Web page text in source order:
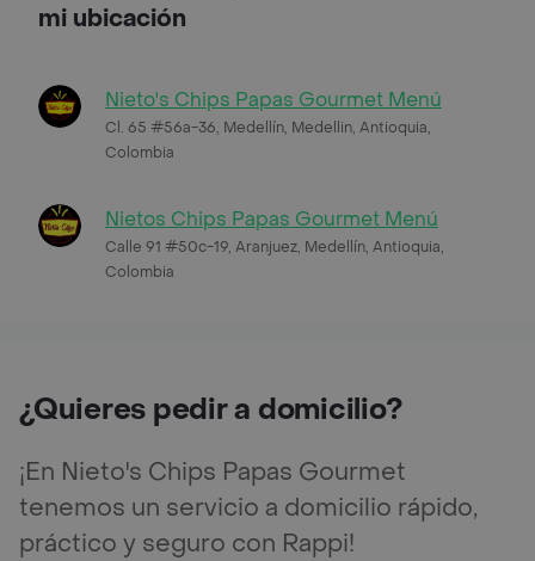
mi ubicación
Nieto's Chips Papas Gourmet Menú
Cl. 65 #56a-36, Medellín, Medellin, Antioquia,
Colombia
Nietos Chips Papas Gourmet Menú
Calle 91 #50c-19, Aranjuez, Medellín, Antioquia,
Colombia
¿Quieres pedir a domicilio?
¡En Nieto's Chips Papas Gourmet
tenemos un servicio a domicilio rápido,
práctico y seguro con Rappi!